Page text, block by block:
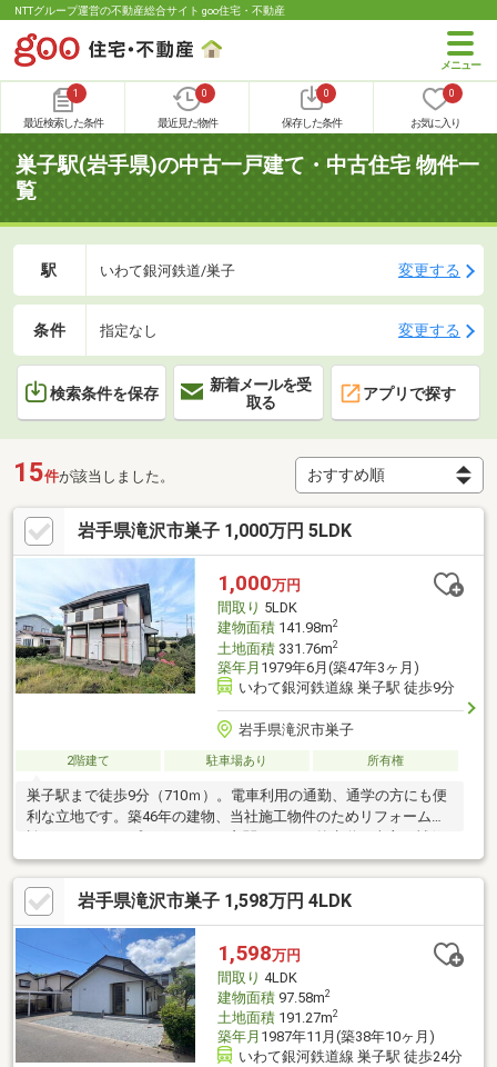
NTTグループ運営の不動産総合サイト goo住宅・不動産
1
最近検索した条件
0
最近見た物件
0
保存した条件
0
お気に入り
巣子駅(岩手県)の中古一戸建て・中古住宅 物件一
覧
駅 いわて銀河鉄道/巣子 変更する
条件 指定なし 変更する
検索条件を保存
新着メールを受
取る
アプリで探す
15件が該当しました。
岩手県滝沢市巣子 1,000万円 5LDK
1,000万円
間取り 5LDK
建物面積141.98m2
土地面積331.76m2
築年月 1979年6月(築47年3ヶ月)
いわて銀河鉄道線 巣子駅 徒歩9分
岩手県滝沢市巣子
2階建て 駐車場あり 所有権
巣子駅まで徒歩9分（710ｍ）。電車利用の通勤、通学の方にも便
利な立地です。築46年の建物、当社施工物件のためリフォーム相
してお引き渡しします。
岩手県滝沢市巣子 1,598万円 4LDK
1,598万円
間取り 4LDK
建物面積97.58m2
土地面積191.27m2
築年月 1987年11月(築38年10ヶ月)
いわて銀河鉄道線 巣子駅 徒歩24分